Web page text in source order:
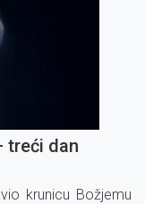
treći dan
krunicu Božjemu